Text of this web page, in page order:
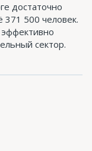
достаточно
500 человек.
эффективно
сектор.